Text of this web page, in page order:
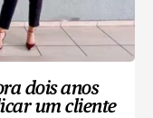
dois anos
um cliente